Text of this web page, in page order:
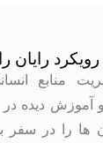
رویکرد رایان
منابع
آموزش دیده
را در سفر